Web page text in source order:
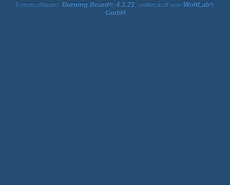
Forensoftware: Burning Board® 4.1.21, entwickelt von WoltLab®
GmbH